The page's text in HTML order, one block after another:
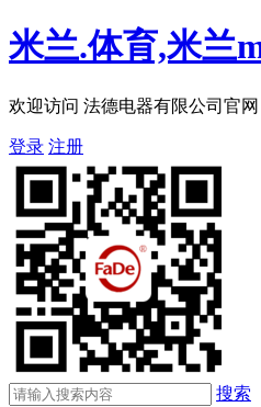
米兰.体育,米兰
欢迎访问 法德电器有限公司官网
登录 注册
搜索